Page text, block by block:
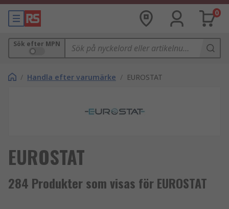
0
Sök efter MPN
/ Handla efter varumärke / EUROSTAT
EUROSTAT
284 Produkter som visas för EUROSTAT